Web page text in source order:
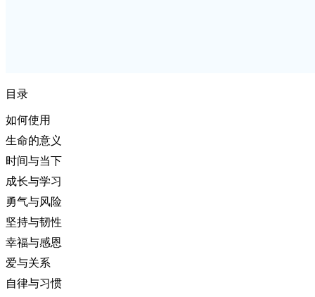
目录
如何使用
生命的意义
时间与当下
成长与学习
勇气与风险
坚持与韧性
幸福与感恩
爱与关系
自律与习惯